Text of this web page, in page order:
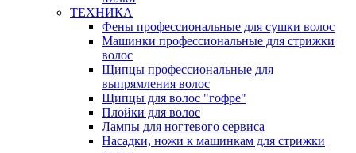
ТЕХНИКА
Фены профессиональные для сушки волос
Машинки профессиональные для стрижки
волос
Щипцы профессиональные для
выпрямления волос
Щипцы для волос "гофре"
Плойки для волос
Лампы для ногтевого сервиса
Насадки, ножи к машинкам для стрижки